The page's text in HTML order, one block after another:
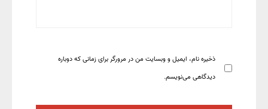
ذخیره نام، ایمیل و وبسایت من در مرورگر برای زمانی که دوباره
دیدگاهی می‌نویسم.